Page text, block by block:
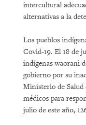
intercultural
alternativas a la
Los pueblos
Covid-19. El 18 de
indígenas waorani
gobierno por su
Ministerio de Salud
médicos para
julio de este año,